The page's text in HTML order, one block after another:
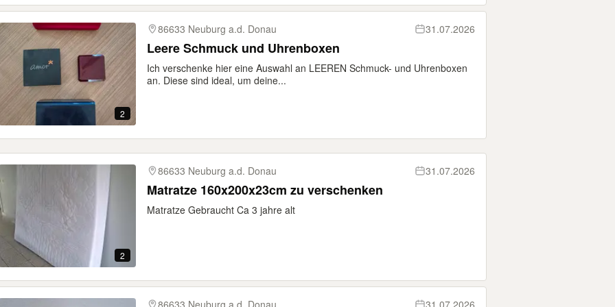
2
86633 Neuburg a.d. Donau 31.07.2026
Leere Schmuck und Uhrenboxen
Ich verschenke hier eine Auswahl an LEEREN Schmuck- und Uhrenboxen
an. Diese sind ideal, um deine...
2
86633 Neuburg a.d. Donau 31.07.2026
Matratze 160x200x23cm zu verschenken
Matratze Gebraucht Ca 3 jahre alt
86633 Neuburg a.d. Donau 31.07.2026